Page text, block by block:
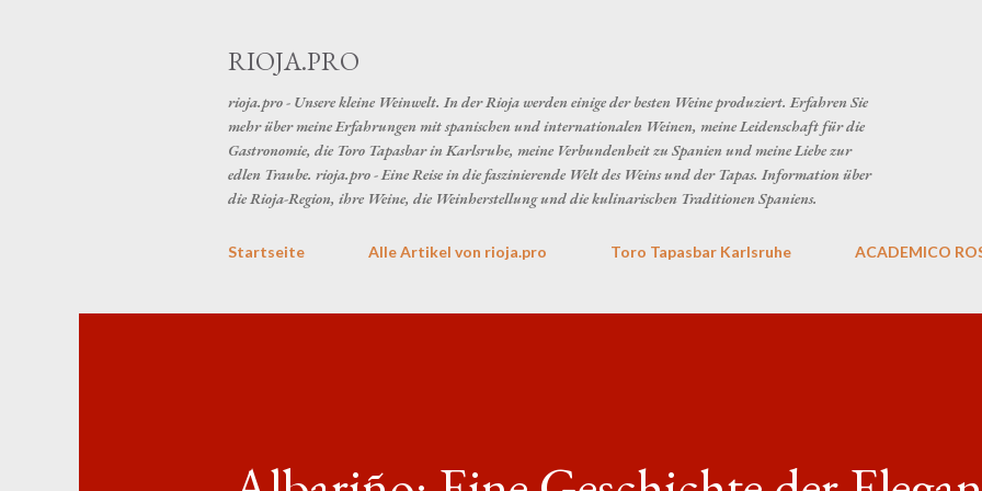
RIOJA.PRO
rioja.pro - Unsere kleine Weinwelt. In der Rioja werden einige der besten Weine produziert. Erfahren Sie
mehr über meine Erfahrungen mit spanischen und internationalen Weinen, meine Leidenschaft für die
Gastronomie, die Toro Tapasbar in Karlsruhe, meine Verbundenheit zu Spanien und meine Liebe zur
edlen Traube. rioja.pro - Eine Reise in die faszinierende Welt des Weins und der Tapas. Information über
die Rioja-Region, ihre Weine, die Weinherstellung und die kulinarischen Traditionen Spaniens.
Startseite Alle Artikel von rioja.pro Toro Tapasbar Karlsruhe ACADEMICO